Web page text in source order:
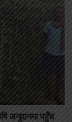
अनुदानमा पहुँच